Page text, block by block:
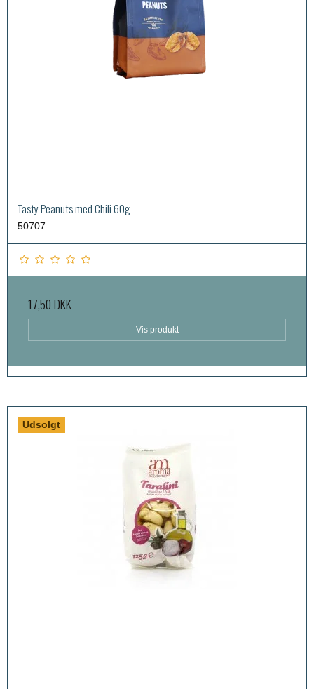
Tasty Peanuts med Chili 60g
50707
17,50 DKK
Vis produkt
Udsolgt